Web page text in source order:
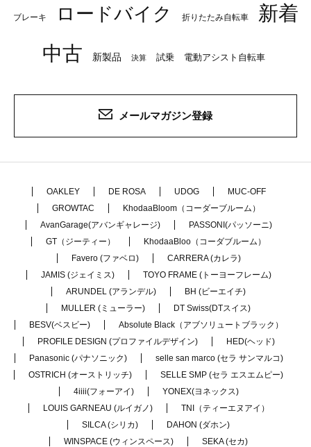
ブレーキ ロードバイク 折りたたみ自転車
新着
中古
新製品 決算 試乗 電動アシスト自転車
メールマガジン登録
OAKLEY DE ROSA UDOG
MUC-OFF
GROWTAC
KhodaaBloom（コーダーブルーム）
AvanGarage(アバンギャレージ)
PASSONI(パッソーニ)
GT（ジーティー）
KhodaaBloo（コーダブルーム）
Favero (ファベロ)
CARRERA (カレラ)
JAMIS (ジェイミス)
TOYO FRAME (トーヨーフレーム)
ARUNDEL (アランデル)
BH (ビーエイチ)
MULLER (ミューラー)
DT Swiss(DTスイス)
BESV(ベスビー)
Absolute Black（アブソリュートブラック）
PROFILE DESIGN (プロファイルデザイン)
HED(ヘッド)
Panasonic (パナソニック)
selle san marco (セラ サンマルコ)
OSTRICH (オーストリッチ)
SELLE SMP (セラ エスエムピー)
4iiii(フォーアイ)
YONEX(ヨネックス)
LOUIS GARNEAU (ルイガノ)
TNI（ティーエヌアイ）
SILCA (シリカ)
DAHON (ダホン)
WINSPACE (ウィンスペース)
SEKA (セカ)